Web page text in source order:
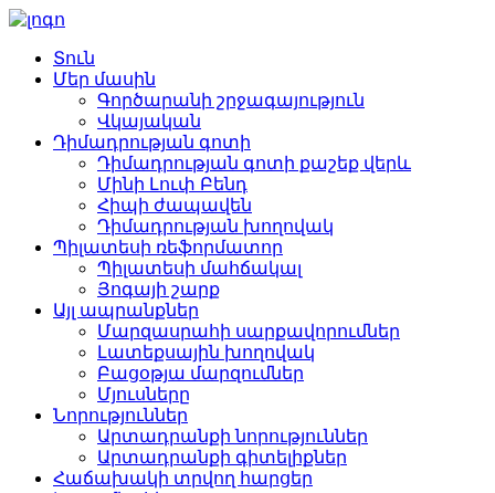
Տուն
Մեր մասին
Գործարանի շրջագայություն
Վկայական
Դիմադրության գոտի
Դիմադրության գոտի քաշեք վերև
Մինի Լուփ Բենդ
Հիպի ժապավեն
Դիմադրության խողովակ
Պիլատեսի ռեֆորմատոր
Պիլատեսի մահճակալ
Յոգայի շարք
Այլ ապրանքներ
Մարզասրահի սարքավորումներ
Լատեքսային խողովակ
Բացօթյա մարզումներ
Մյուսները
Նորություններ
Արտադրանքի նորություններ
Արտադրանքի գիտելիքներ
Հաճախակի տրվող հարցեր